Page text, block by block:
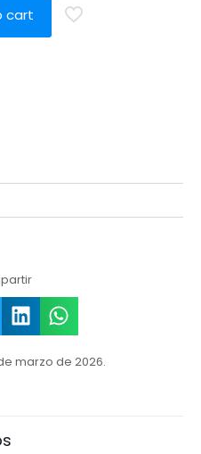
cart
marzo de 2026.